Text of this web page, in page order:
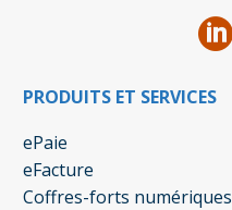
PRODUITS ET SERVICES
ePaie
eFacture
Coffres-forts numériques